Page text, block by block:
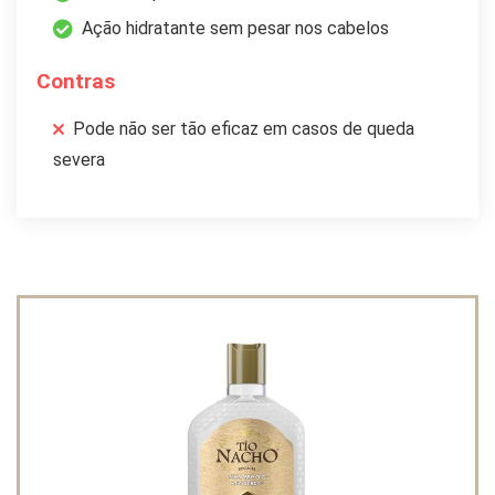
Ação hidratante sem pesar nos cabelos
Contras
Pode não ser tão eficaz em casos de queda
severa